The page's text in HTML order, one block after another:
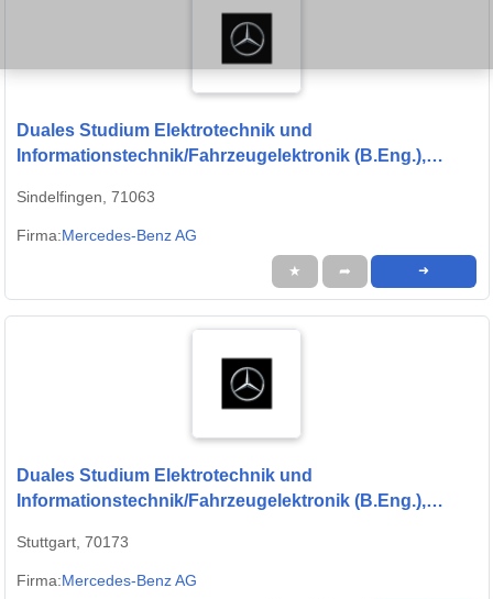
Duales Studium Elektrotechnik und
Informationstechnik/Fahrzeugelektronik (B.Eng.),
Sindelfingen, 71063
Firma:Mercedes-Benz AG
★ ➦ ➜
Duales Studium Elektrotechnik und
Informationstechnik/Fahrzeugelektronik (B.Eng.),
Stuttgart, 70173
Firma:Mercedes-Benz AG